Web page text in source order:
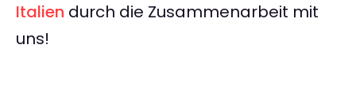
Italien durch die Zusammenarbeit mit
uns!